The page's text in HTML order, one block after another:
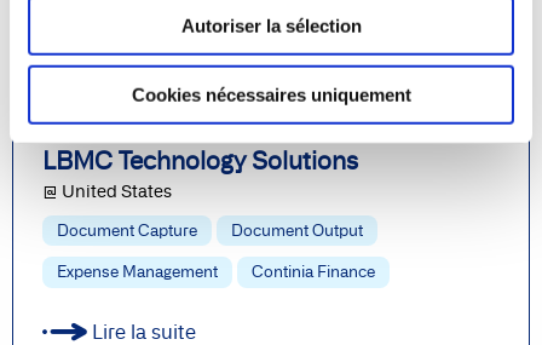
Autoriser la sélection
Cookies nécessaires uniquement
LBMC Technology Solutions
@ United States
Document Capture Document Output
Expense Management Continia Finance
Lire la suite